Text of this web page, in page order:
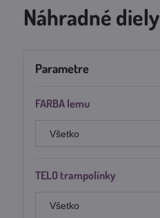
Náhradné diely
Parametre
FARBA lemu
TELO trampolínky